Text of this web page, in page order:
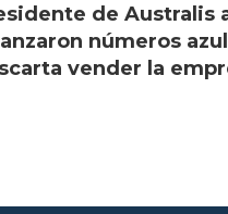
de Australis
números
vender la